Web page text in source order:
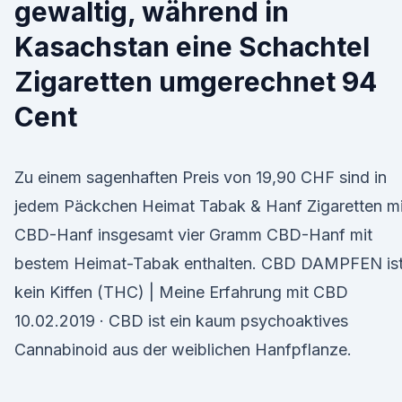
gewaltig, während in
Kasachstan eine Schachtel
Zigaretten umgerechnet 94
Cent
Zu einem sagenhaften Preis von 19,90 CHF sind in
jedem Päckchen Heimat Tabak & Hanf Zigaretten
CBD-Hanf insgesamt vier Gramm CBD-Hanf mit
bestem Heimat-Tabak enthalten. CBD DAMPFEN
kein Kiffen (THC) | Meine Erfahrung mit CBD
10.02.2019 · CBD ist ein kaum psychoaktives
Cannabinoid aus der weiblichen Hanfpflanze.